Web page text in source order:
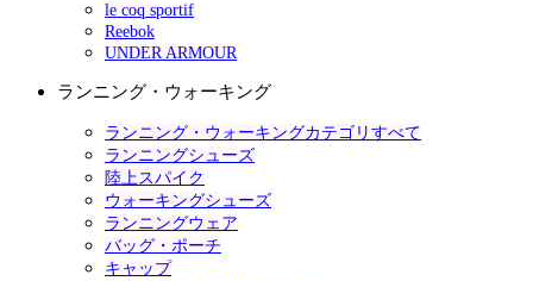
le coq sportif
Reebok
UNDER ARMOUR
ランニング・ウォーキング
ランニング・ウォーキングカテゴリすべて
ランニングシューズ
陸上スパイク
ウォーキングシューズ
ランニングウェア
バッグ・ポーチ
キャップ